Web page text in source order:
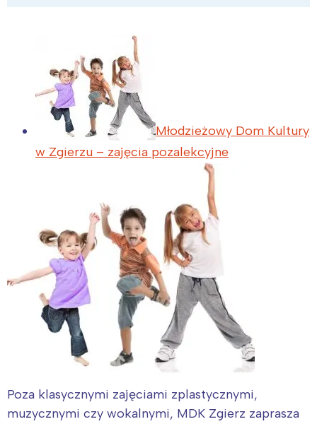
Młodzieżowy Dom Kultury
w Zgierzu – zajęcia pozalekcyjne
Poza klasycznymi zajęciami zplastycznymi,
muzycznymi czy wokalnymi, MDK Zgierz zaprasza